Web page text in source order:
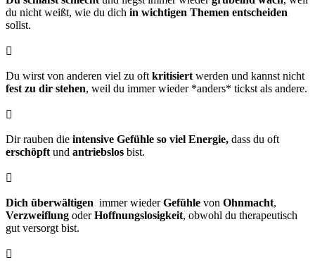
du nicht weißt, wie du dich in wichtigen Themen entscheiden
sollst.

Du wirst von anderen viel zu oft kritisiert werden und kannst nicht
fest zu dir stehen, weil du immer wieder *anders* tickst als andere.

Dir rauben die intensive Gefühle so viel Energie, dass du oft
erschöpft und antriebslos bist.

Dich überwältigen immer wiederGefühle von Ohnmacht,
Verzweiflung oderHoffnungslosigkeit, obwohl du therapeutisch
gut versorgt bist.
